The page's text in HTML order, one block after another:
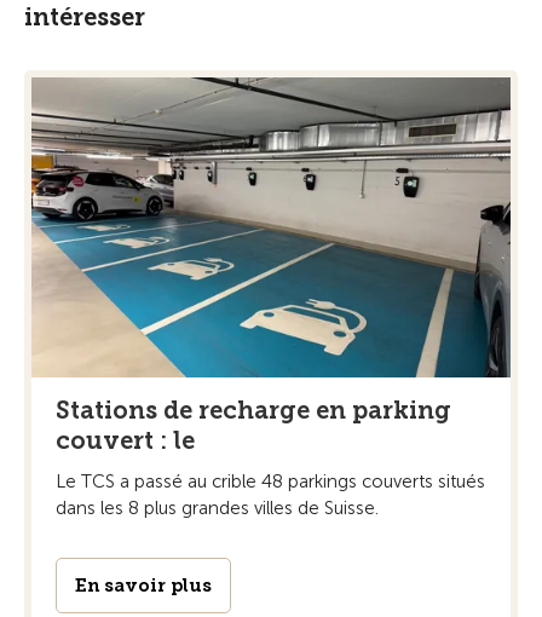
intéresser
Stations de recharge en parking
couvert : le
Le TCS a passé au crible 48 parkings couverts situés
dans les 8 plus grandes villes de Suisse.
En savoir plus